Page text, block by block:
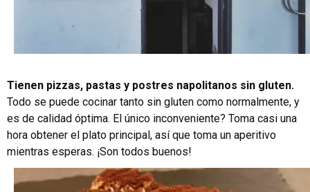
Tienen pizzas, pastas y postres napolitanos sin gluten.
Todo se puede cocinar tanto sin gluten como normalmente, y
es de calidad óptima. El único inconveniente? Toma casi una
hora obtener el plato principal, así que toma un aperitivo
mientras esperas. ¡Son todos buenos!